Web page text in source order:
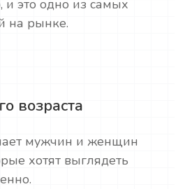
и это одно из самых
на рынке.
возраста
мужчин и женщин
хотят выглядеть